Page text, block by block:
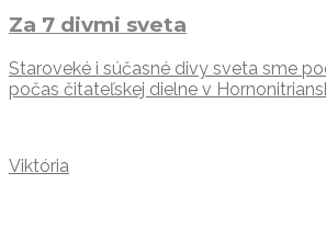
Za 7 divmi sveta
Staroveké i súčasné divy sveta sme
počas čitateľskej dielne v
Viktória